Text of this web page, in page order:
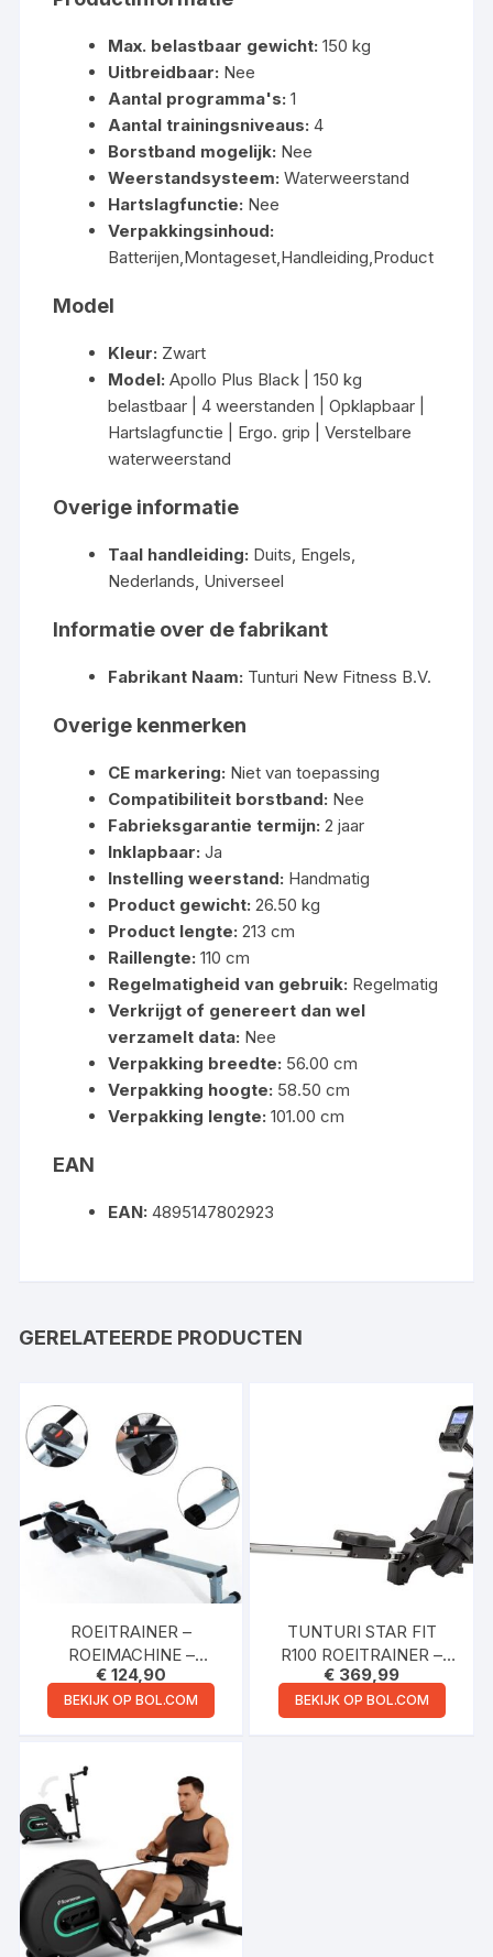
Max. belastbaar gewicht: 150 kg
Uitbreidbaar: Nee
Aantal programma's: 1
Aantal trainingsniveaus: 4
Borstband mogelijk: Nee
Weerstandsysteem: Waterweerstand
Hartslagfunctie: Nee
Verpakkingsinhoud:
Batterijen,Montageset,Handleiding,Product
Model
Kleur: Zwart
Model: Apollo Plus Black | 150 kg
belastbaar | 4 weerstanden | Opklapbaar |
Hartslagfunctie | Ergo. grip | Verstelbare
waterweerstand
Overige informatie
Taal handleiding: Duits, Engels,
Nederlands, Universeel
Informatie over de fabrikant
Fabrikant Naam: Tunturi New Fitness B.V.
Overige kenmerken
CE markering: Niet van toepassing
Compatibiliteit borstband: Nee
Fabrieksgarantie termijn: 2 jaar
Inklapbaar: Ja
Instelling weerstand: Handmatig
Product gewicht: 26.50 kg
Product lengte: 213 cm
Raillengte: 110 cm
Regelmatigheid van gebruik: Regelmatig
Verkrijgt of genereert dan wel
verzamelt data: Nee
Verpakking breedte: 56.00 cm
Verpakking hoogte: 58.50 cm
Verpakking lengte: 101.00 cm
EAN
EAN: 4895147802923
GERELATEERDE PRODUCTEN
ROEITRAINER –
ROEIMACHINE –
ROEIAPPARAAT –
ROEITRAINER FITNESS
– ROEITRAINERS
€ 124,90
BEKIJK OP BOL.COM
TUNTURI STAR FIT
R100 ROEITRAINER –
ROEIMACHINE MET 24
WEERSTANDSNIVEAUS
– ROEIAPPARAAT VOOR
€ 369,99
BEKIJK OP BOL.COM